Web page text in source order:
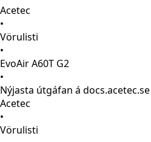
Acetec
•
Vörulisti
•
EvoAir A60T G2
•
Nýjasta útgáfan á docs.acetec.se
Acetec
•
Vörulisti